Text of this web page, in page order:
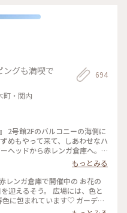
ングも満喫で
町・関内
694
2号館2Fのバルコニーの海側に
めもやって来て、しあわせなハ
ヘッドから赤レンガ倉庫へ。
赤レンガ倉庫といえば、「あぶ
がら、楽しく散策。当時はみな
コンチネンタルホテルやラン
たくさんスポットがあり、周り
景#横浜#赤レンガ倉庫#あぶな
リッジ#みなとみらい#みなと
もっとみる
レンガ倉庫で開催中の お花の
迎えるそう。 広場には、色と
色に包まれています♡ ガーデン
シェも行われるとか。 横浜に